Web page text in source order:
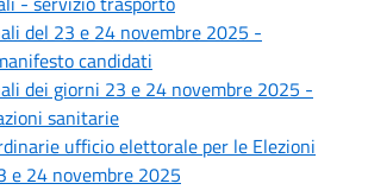
del 23 e 24 novembre 2025 -
candidati
dei giorni 23 e 24 novembre 2025 -
sanitarie
ufficio elettorale per le Elezioni
e 24 novembre 2025